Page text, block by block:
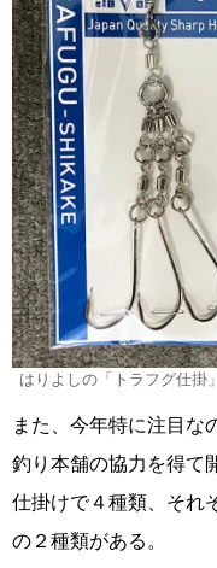
はりよしの「トラフグ仕掛
また、今年特に注目な
釣り本舗の協力を得て
仕掛けで４種類、それ
の２種類がある。